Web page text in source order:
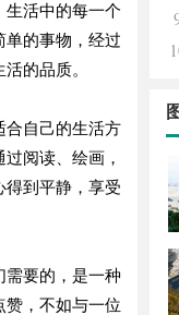
生活中的每一个
单的事物，经过
的品质。
合自己的生活方
阅读、绘画，
得到平静，享受
需要的，是一种
赞，不如与一位